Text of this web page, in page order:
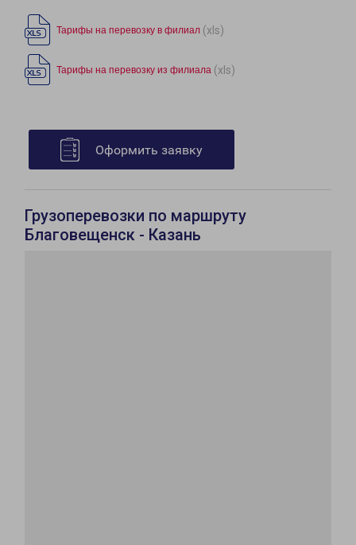
Тарифы на перевозку в филиал (xls)
Тарифы на перевозку из филиала (xls)
Оформить заявку
Грузоперевозки по маршруту
Благовещенск - Казань